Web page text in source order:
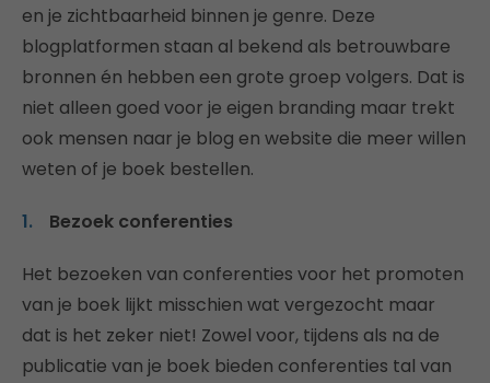
en je zichtbaarheid binnen je genre. Deze
blogplatformen staan al bekend als betrouwbare
bronnen én hebben een grote groep volgers. Dat is
niet alleen goed voor je eigen branding maar trekt
ook mensen naar je blog en website die meer willen
weten of je boek bestellen.
Bezoek conferenties
Het bezoeken van conferenties voor het promoten
van je boek lijkt misschien wat vergezocht maar
dat is het zeker niet! Zowel voor, tijdens als na de
publicatie van je boek bieden conferenties tal van